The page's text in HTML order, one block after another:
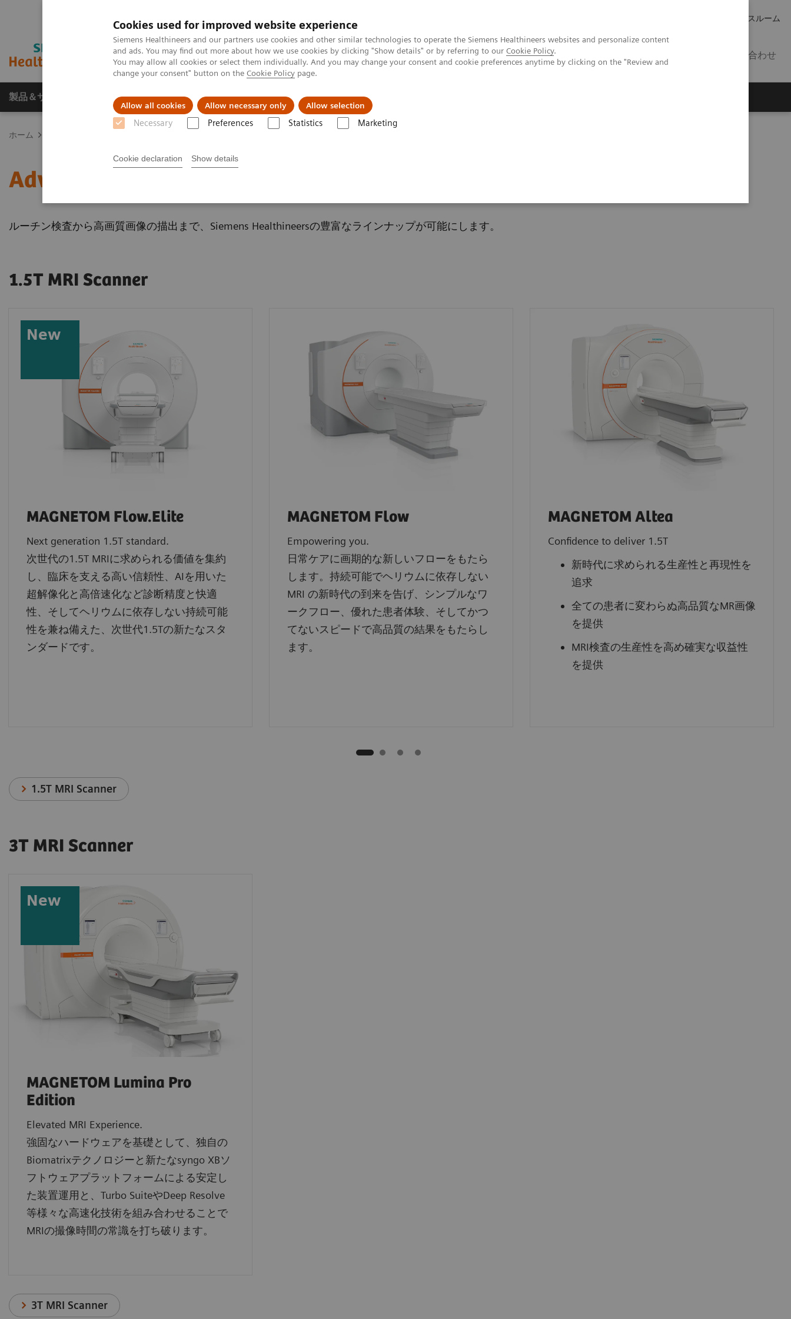
Cookies used for improved website experience
Siemens Healthineers and our partners use cookies and other similar technologies to operate the Siemens Healthineers websites and personalize content
and ads. You may find out more about how we use cookies by clicking "Show details" or by referring to our Cookie Policy.
You may allow all cookies or select them individually. And you may change your consent and cookie preferences anytime by clicking on the "Review and
change your consent" button on the Cookie Policy page.
Allow all cookies Allow necessary only Allow selection
Necessary Preferences Statistics Marketing
Cookie declaration Show details
プレスルーム
お問い合わせ
製品＆サービス サポート情報 Insights 会社情報
ホーム
Advanced & Routine Clinical System
ルーチン検査から高画質画像の描出まで、Siemens Healthineersの豊富なラインナップが可能にします。
1.5T MRI Scanner
New
MAGNETOM Flow.Elite
Next generation 1.5T standard.
次世代の1.5T MRIに求められる価値を集約
し、臨床を支える高い信頼性、AIを用いた
超解像化と高倍速化など診断精度と快適
性、そしてヘリウムに依存しない持続可能
性を兼ね備えた、次世代1.5Tの新たなスタ
ンダードです。
MAGNETOM Flow
Empowering you.
日常ケアに画期的な新しいフローをもたら
します。持続可能でヘリウムに依存しない
MRI の新時代の到来を告げ、シンプルなワ
ークフロー、優れた患者体験、そしてかつ
てないスピードで高品質の結果をもたらし
ます。
MAGNETOM Altea
Confidence to deliver 1.5T
新時代に求められる生産性と再現性を
追求
全ての患者に変わらぬ高品質なMR画像
を提供
MRI検査の生産性を高め確実な収益性
を提供
1.5T MRI Scanner
3T MRI Scanner
New
MAGNETOM Lumina Pro
Edition
Elevated MRI Experience.
強固なハードウェアを基礎として、独自の
Biomatrixテクノロジーと新たなsyngo XBソ
フトウェアプラットフォームによる安定し
た装置運用と、Turbo SuiteやDeep Resolve
等様々な高速化技術を組み合わせることで
MRIの撮像時間の常識を打ち破ります。
3T MRI Scanner